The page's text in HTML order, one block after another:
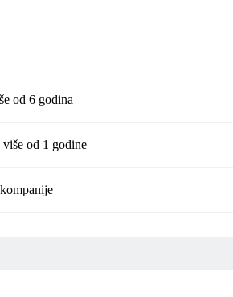
od 6 godina
od 1 godine